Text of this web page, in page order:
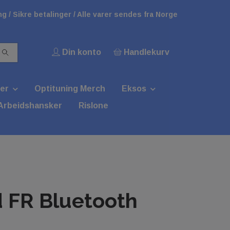
/ Sikre betalinger / Alle varer sendes fra Norge
Din konto Handlekurv
Optituning Merch
Eksos
Rislone
FR Bluetooth